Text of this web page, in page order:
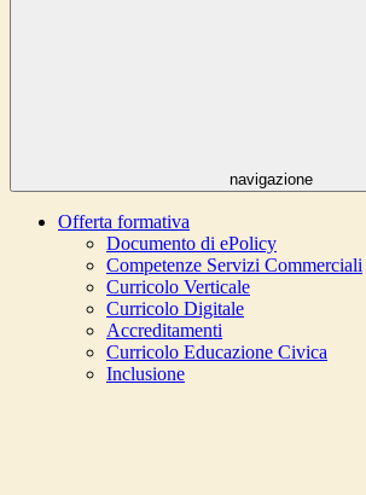
navigazione
Offerta formativa
Documento di ePolicy
Competenze Servizi Commerciali
Curricolo Verticale
Curricolo Digitale
Accreditamenti
Curricolo Educazione Civica
Inclusione